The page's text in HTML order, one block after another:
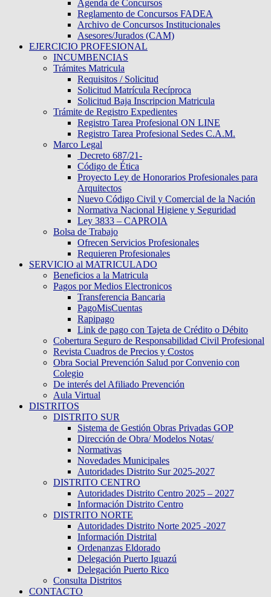
Agenda de Concursos
Reglamento de Concursos FADEA
Archivo de Concursos Institucionales
Asesores/Jurados (CAM)
EJERCICIO PROFESIONAL
INCUMBENCIAS
Trámites Matricula
Requisitos / Solicitud
Solicitud Matrícula Recíproca
Solicitud Baja Inscripcion Matricula
Trámite de Registro Expedientes
Registro Tarea Profesional ON LINE
Registro Tarea Profesional Sedes C.A.M.
Marco Legal
Decreto 687/21-
Código de Ética
Proyecto Ley de Honorarios Profesionales para
Arquitectos
Nuevo Código Civil y Comercial de la Nación
Normativa Nacional Higiene y Seguridad
Ley 3833 – CAPROIA
Bolsa de Trabajo
Ofrecen Servicios Profesionales
Requieren Profesionales
SERVICIO al MATRICULADO
Beneficios a la Matricula
Pagos por Medios Electronicos
Transferencia Bancaria
PagoMisCuentas
Rapipago
Link de pago con Tajeta de Crédito o Débito
Cobertura Seguro de Responsabilidad Civil Profesional
Revista Cuadros de Precios y Costos
Obra Social Prevención Salud por Convenio con
Colegio
De interés del Afiliado Prevención
Aula Virtual
DISTRITOS
DISTRITO SUR
Sistema de Gestión Obras Privadas GOP
Dirección de Obra/ Modelos Notas/
Normativas
Novedades Municipales
Autoridades Distrito Sur 2025-2027
DISTRITO CENTRO
Autoridades Distrito Centro 2025 – 2027
Información Distrito Centro
DISTRITO NORTE
Autoridades Distrito Norte 2025 -2027
Información Distrital
Ordenanzas Eldorado
Delegación Puerto Iguazú
Delegación Puerto Rico
Consulta Distritos
CONTACTO